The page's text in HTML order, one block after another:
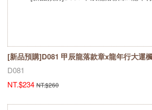
[新品預購]D081 甲辰龍落款章x龍年行大運
D081
NT.$234 NT.$260